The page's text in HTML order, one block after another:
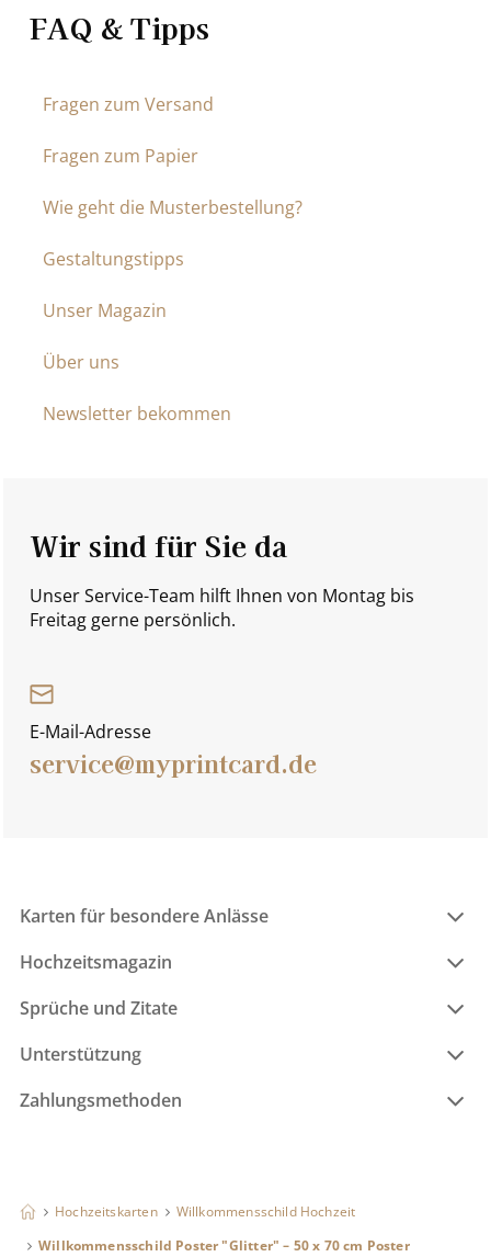
FAQ & Tipps
Fragen zum Versand
Fragen zum Papier
Wie geht die Musterbestellung?
Gestaltungstipps
Unser Magazin
Über uns
Newsletter bekommen
Wir sind für Sie da
Unser Service-Team hilft Ihnen von Montag bis
Freitag gerne persönlich.
E-Mail-Adresse
service@myprintcard.de
Karten für besondere Anlässe
Hochzeitsmagazin
Sprüche und Zitate
Unterstützung
Zahlungsmethoden
Hochzeitskarten
Willkommensschild Hochzeit
Willkommensschild Poster "Glitter" – 50 x 70 cm Poster